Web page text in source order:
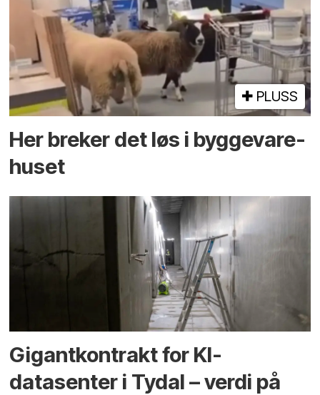
PLUSS
Her breker det løs i bygge­vare­
huset
Gigantkontrakt for KI-
datasenter i Tydal – verdi på